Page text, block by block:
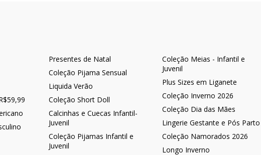
Presentes de Natal
Coleção Pijama Sensual
Liquida Verão
Coleção Short Doll
Calcinhas e Cuecas Infantil-
Juvenil
Coleção Pijamas Infantil e
Juvenil
Coleção Meias - Infantil e
Juvenil
Plus Sizes em Liganete
Coleção Inverno 2026
Coleção Dia das Mães
Lingerie Gestante e Pós Parto
Coleção Namorados 2026
Longo Inverno